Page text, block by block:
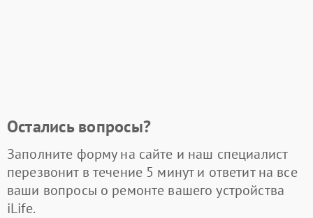
Остались вопросы?
Заполните форму на сайте и наш специалист
перезвонит в течение 5 минут и ответит на все
ваши вопросы о ремонте вашего устройства
iLife.